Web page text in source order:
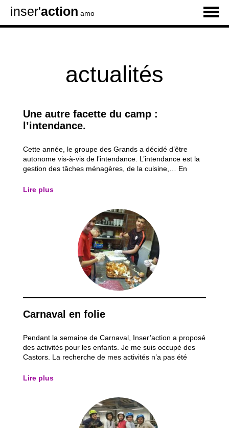
inser'action amo
actualités
Une autre facette du camp :
l’intendance.
Cette année, le groupe des Grands a décidé d’être
autonome vis-à-vis de l’intendance. L’intendance est la
gestion des tâches ménagères, de la cuisine,… En
active. Voici quelques retours de nos jeunes : "Bonjour
Lire plus
Carnaval en folie
Pendant la semaine de Carnaval, Inser’action a proposé
des activités pour les enfants. Je me suis occupé des
Castors. La recherche de mes activités n’a pas été
que les enfants prennent plaisir à venir aux activités.
Lire plus